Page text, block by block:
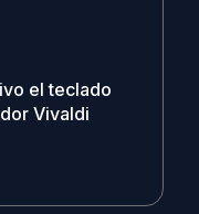
el teclado
Vivaldi